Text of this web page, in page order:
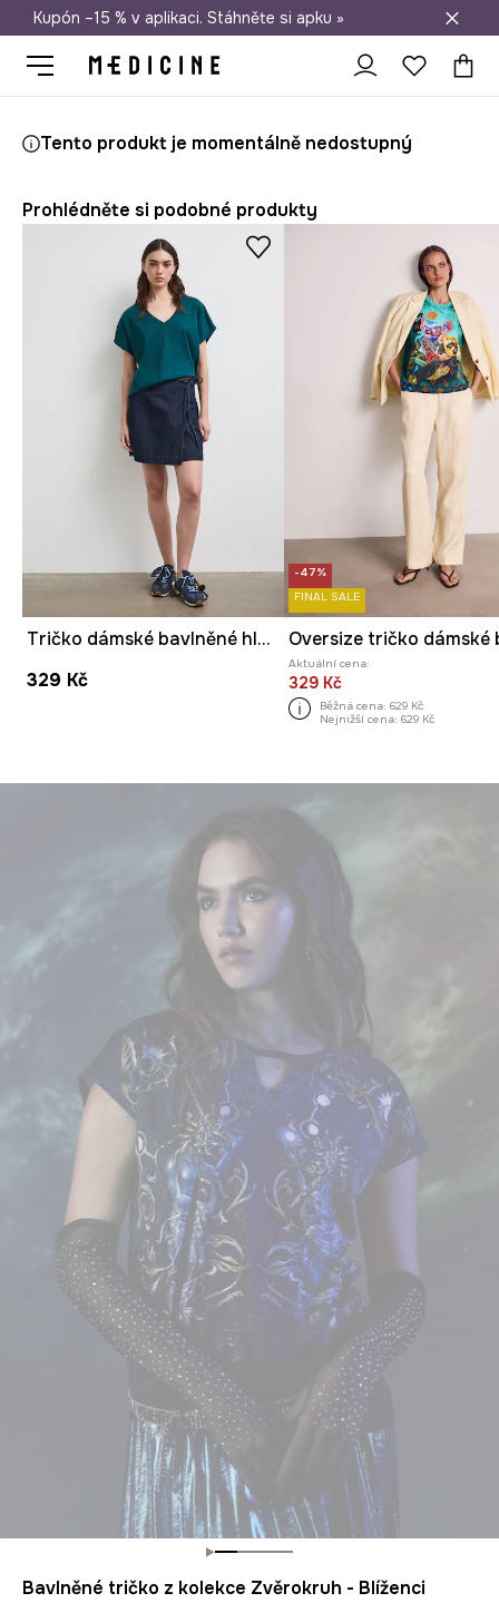
Doprava zdarma při nákupu nad 1 200 Kč
Kupón –15 % v aplikaci. Stáhněte si apku »
Tento produkt je momentálně nedostupný
Prohlédněte si podobné produkty
Tričko dámské bavlněné hladké
329 Kč
-47%
FINAL SALE
Aktuální cena:
329 Kč
Běžná cena: 629 Kč
Nejnižší cena: 629 Kč
Bavlněné tričko z kolekce Zvěrokruh - Blíženci